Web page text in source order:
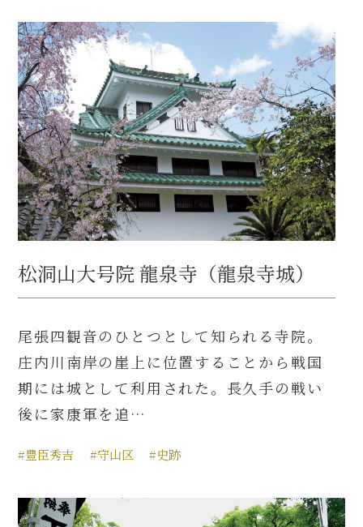
松洞山大号院 龍泉寺（龍泉寺城）
尾張四観音のひとつとして知られる寺院。
庄内川南岸の崖上に位置することから戦国
期には城として利用された。長久手の戦い
後に家康軍を追…
#豊臣秀吉 #守山区 #史跡